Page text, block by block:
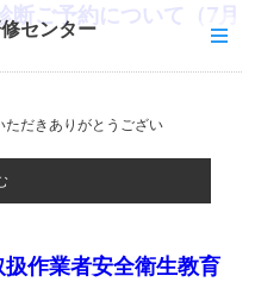
センター
断ご予約について（7月
だきありがとうござい
作業者安全衛生教育